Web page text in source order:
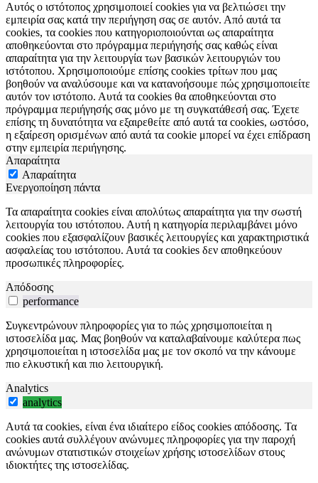
Αυτός ο ιστότοπος χρησιμοποιεί cookies για να βελτιώσει την
εμπειρία σας κατά την περιήγηση σας σε αυτόν. Από αυτά τα
cookies, τα cookies που κατηγοριοποιούνται ως απαραίτητα
αποθηκεύονται στο πρόγραμμα περιήγησής σας καθώς είναι
απαραίτητα για την λειτουργία των βασικών λειτουργιών του
ιστότοπου. Χρησιμοποιούμε επίσης cookies τρίτων που μας
βοηθούν να αναλύσουμε και να κατανοήσουμε πώς χρησιμοποιείτε
αυτόν τον ιστότοπο. Αυτά τα cookies θα αποθηκεύονται στο
πρόγραμμα περιήγησής σας μόνο με τη συγκατάθεσή σας. Έχετε
επίσης τη δυνατότητα να εξαιρεθείτε από αυτά τα cookies, ωστόσο,
η εξαίρεση ορισμένων από αυτά τα cookie μπορεί να έχει επίδραση
στην εμπειρία περιήγησης.
Απαραίτητα
Απαραίτητα
Ενεργοποίηση πάντα
Τα απαραίτητα cookies είναι απολύτως απαραίτητα για την σωστή
λειτουργία του ιστότοπου. Αυτή η κατηγορία περιλαμβάνει μόνο
cookies που εξασφαλίζουν βασικές λειτουργίες και χαρακτηριστικά
ασφαλείας του ιστότοπου. Αυτά τα cookies δεν αποθηκεύουν
προσωπικές πληροφορίες.
Απόδοσης
performance
Συγκεντρώνουν πληροφορίες για το πώς χρησιμοποιείται η
ιστοσελίδα μας. Μας βοηθούν να καταλαβαίνουμε καλύτερα πως
χρησιμοποιείται η ιστοσελίδα μας με τον σκοπό να την κάνουμε
πιο ελκυστική και πιο λειτουργική.
Analytics
analytics
Αυτά τα cookies, είναι ένα ιδιαίτερο είδος cookies απόδοσης. Τα
cookies αυτά συλλέγουν ανώνυμες πληροφορίες για την παροχή
ανώνυμων στατιστικών στοιχείων χρήσης ιστοσελίδων στους
ιδιοκτήτες της ιστοσελίδας.